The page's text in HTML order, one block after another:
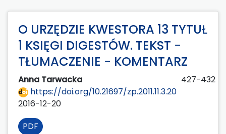
O URZĘDZIE KWESTORA 13 TYTUŁ
1 KSIĘGI DIGESTÓW. TEKST −
TŁUMACZENIE − KOMENTARZ
Anna Tarwacka
427-432
https://doi.org/10.21697/zp.2011.11.3.20
2016-12-20
PDF